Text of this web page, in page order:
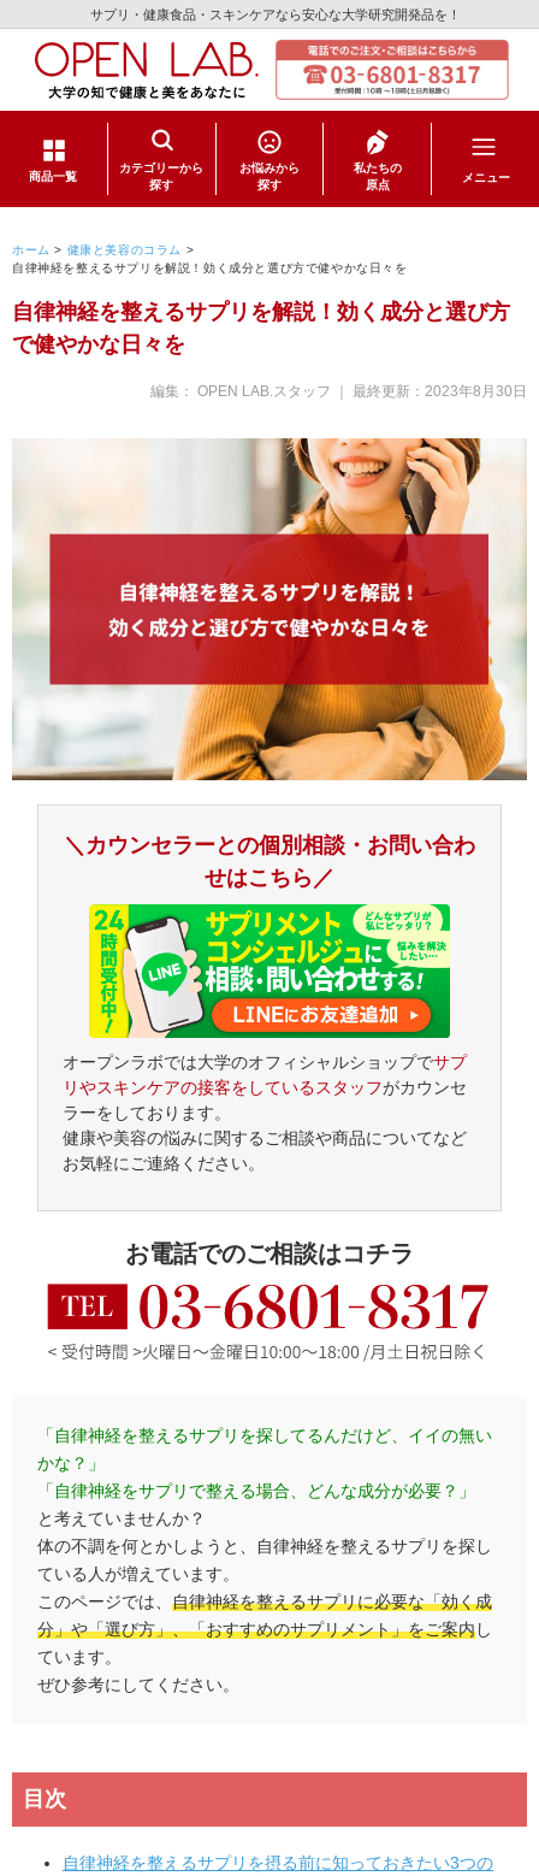
サプリ・健康食品・スキンケアなら安心な大学研究開発品を！
商品一覧
カテゴリーから
探す
スキンケア
お悩みから
探す
私たちの
原点
メニュー
ホーム > 健康と美容のコラム >
自律神経を整えるサプリを解説！効く成分と選び方で健やかな日々を
自律神経を整えるサプリを解説！効く成分と選び方
で健やかな日々を
編集： OPEN LAB.スタッフ ｜ 最終更新： 2023年8月30日
＼カウンセラーとの個別相談・お問い合わ
せはこちら／
オープンラボでは大学のオフィシャルショップでサプ
リやスキンケアの接客をしているスタッフがカウンセ
ラーをしております。
健康や美容の悩みに関するご相談や商品についてなど
お気軽にご連絡ください。
お電話でのご相談はコチラ
「自律神経を整えるサプリを探してるんだけど、イイの無い
かな？」
「自律神経をサプリで整える場合、どんな成分が必要？」
と考えていませんか？
体の不調を何とかしようと、自律神経を整えるサプリを探し
ている人が増えています。
このページでは、 自律神経を整えるサプリに必要な「効く成
分」や「選び方」、「おすすめのサプリメント」をご案内し
ています。
ぜひ参考にしてください。
目次
自律神経を整えるサプリを摂る前に知っておきたい3つの